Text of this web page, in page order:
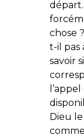
chose
t-il pas
savoir
Dieu